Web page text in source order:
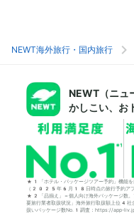
NEWT海外旅行・国内旅行
NEWT（ニュ
かしこい、お
*1「ホテル・パッケージツアー予約」機能を
（2025年6月18日時点の旅行予約アプ
*2「品揃え」＝個人向け海外パッケー
要旅行業者取扱状況」海外旅行取扱額上位4社
扱いパッケージ数No.1調査：https://